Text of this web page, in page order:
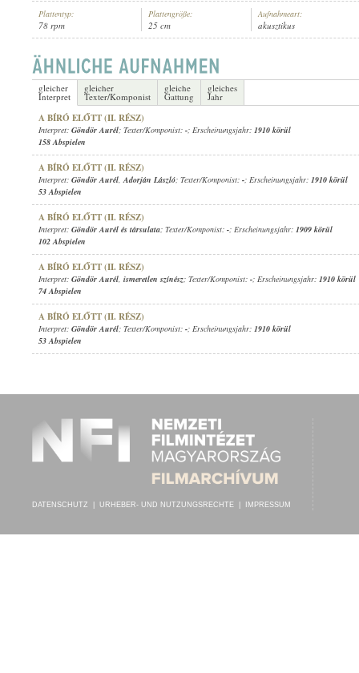
Plattentyp:
78 rpm
Plattengröße:
25 cm
Aufnahmeart:
akusztikus
gleicher
Interpret
gleicher
Texter/Komponist
gleiche
Gattung
gleiches
Jahr
A BÍRÓ ELŐTT (II. RÉSZ)
Interpret: Göndör Aurél; Texter/Komponist: -; Erscheinungsjahr: 1910 körül
158 Abspielen
A BÍRÓ ELŐTT (II. RÉSZ)
Interpret: Göndör Aurél,Adorján László; Texter/Komponist: -; Erscheinungsjahr: 1910 körül
53 Abspielen
A BÍRÓ ELŐTT (II. RÉSZ)
Interpret: Göndör Aurél és társulata; Texter/Komponist: -; Erscheinungsjahr: 1909 körül
102 Abspielen
A BÍRÓ ELŐTT (II. RÉSZ)
Interpret: Göndör Aurél, ismeretlen színész; Texter/Komponist: -; Erscheinungsjahr: 1910 körül
74 Abspielen
A BÍRÓ ELŐTT (II. RÉSZ)
Interpret: Göndör Aurél; Texter/Komponist: -; Erscheinungsjahr: 1910 körül
53 Abspielen
DATENSCHUTZ URHEBER- UND NUTZUNGSRECHTE IMPRESSUM